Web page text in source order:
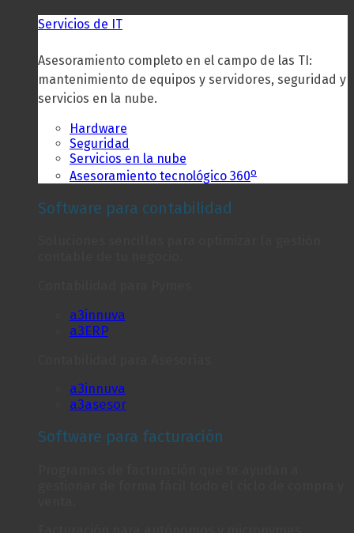
Servicios de IT
Asesoramiento completo en el campo de las TI:
mantenimiento de equipos y servidores, seguridad y
servicios en la nube.
Hardware
Seguridad
Servicios en la nube
Asesoramiento tecnológico 360o
Software para contabilidad
a3innuva
a3ERP
a3innuva
a3asesor
Software para facturación